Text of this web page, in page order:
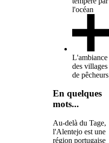
l'océan
L'ambiance
des villages
de pêcheurs
En quelques
mots...
Au-delà du Tage,
l'Alentejo est une
région portugaise